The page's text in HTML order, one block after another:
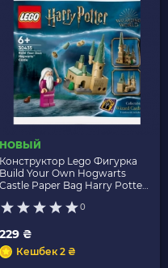
НОВЫЙ
Конструктор Lego Фигурка
Build Your Own Hogwarts
Castle Paper Bag Harry Potter
0
229 ₴
Кешбек 2 ₴